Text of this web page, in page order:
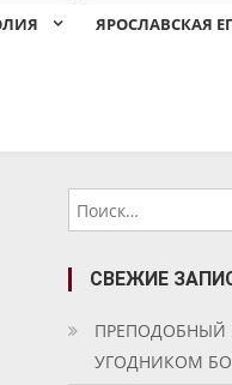
ЯРОСЛАВСКАЯ
СВЕЖИЕ
ПРЕПОДОБНЫЙ
УГОДНИКОМ